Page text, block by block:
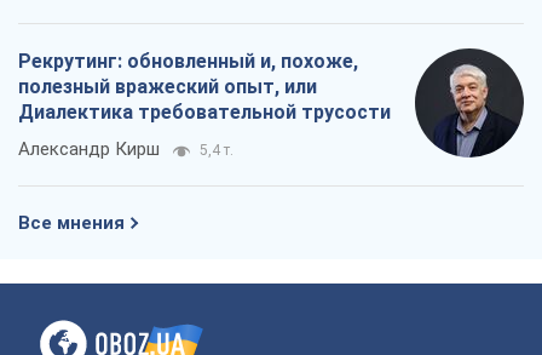
Рекрутинг: обновленный и, похоже,
полезный вражеский опыт, или
Диалектика требовательной трусости
Александр Кирш 5,4 т.
Все мнения